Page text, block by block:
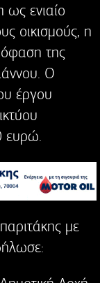
ως ενιαίο
οικισμούς, η
της
Ο
έργου
ευρώ.
με